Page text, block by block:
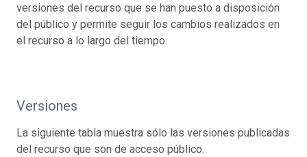
versiones del recurso que se han puesto a disposición
del público y permite seguir los cambios realizados en
el recurso a lo largo del tiempo.
Versiones
La siguiente tabla muestra sólo las versiones publicadas
del recurso que son de acceso público.